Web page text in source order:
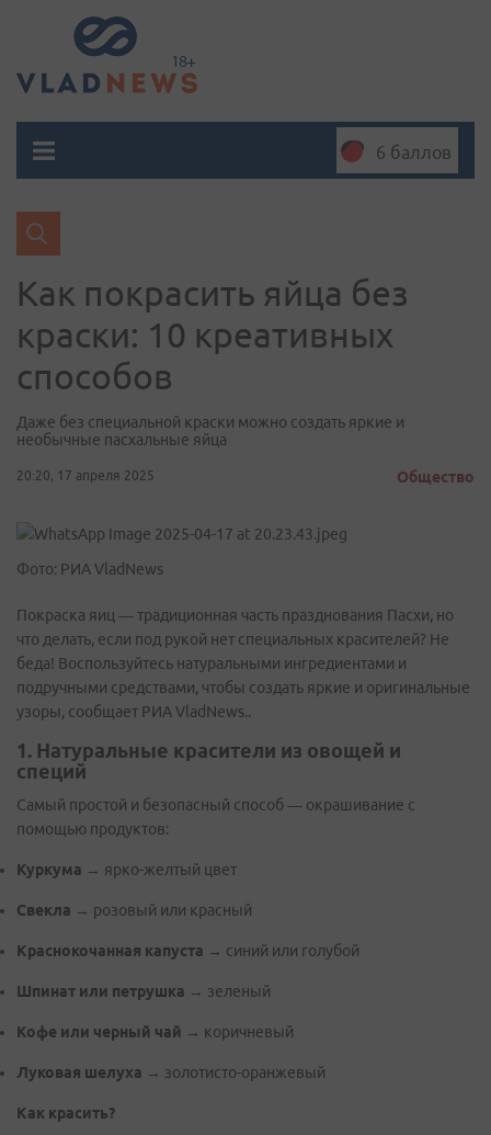
6 баллов
Как покрасить яйца без
краски: 10 креативных
способов
Даже без специальной краски можно создать яркие и
необычные пасхальные яйца
20:20, 17 апреля 2025 Общество
Фото: РИА VladNews
Покраска яиц — традиционная часть празднования Пасхи, но
что делать, если под рукой нет специальных красителей? Не
беда! Воспользуйтесь натуральными ингредиентами и
подручными средствами, чтобы создать яркие и оригинальные
узоры, сообщает РИА VladNews..
1. Натуральные красители из овощей и
специй
Самый простой и безопасный способ — окрашивание с
помощью продуктов:
Куркума → ярко-желтый цвет
Свекла → розовый или красный
Краснокочанная капуста → синий или голубой
Шпинат или петрушка → зеленый
Кофе или черный чай → коричневый
Луковая шелуха → золотисто-оранжевый
Как красить?